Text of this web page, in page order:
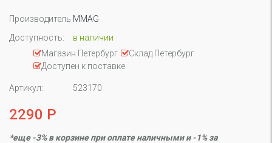
Производитель MMAG
Доступность:
в наличии
Магазин Петербург
Склад Петербург
Доступен к поставке
Артикул: 523170
2290 Р
*еще -3% в корзине при оплате наличными и -1% за